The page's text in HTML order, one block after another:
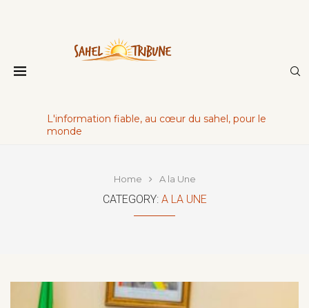
L'information fiable, au cœur du sahel, pour le
monde
Home A la Une
CATEGORY: A LA UNE